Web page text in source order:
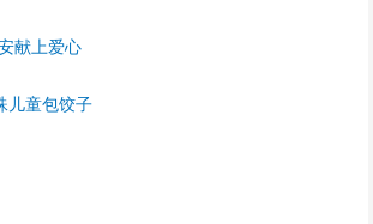
献上爱心
儿童包饺子